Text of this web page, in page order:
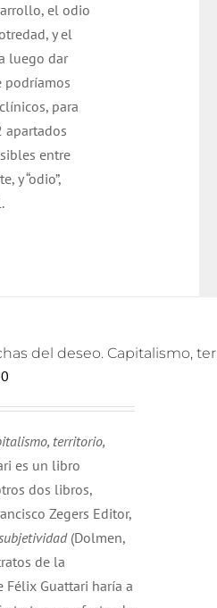
el odio
y el
luego dar
podríamos
para
apartados
entre
y “odio”,
Las
territorio,
es un libro
dos libros,
Zegers Editor,
(Dolmen,
de la
Félix Guattari haría a